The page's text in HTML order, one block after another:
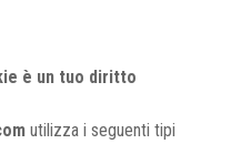
è un tuo diritto
utilizza i seguenti tipi